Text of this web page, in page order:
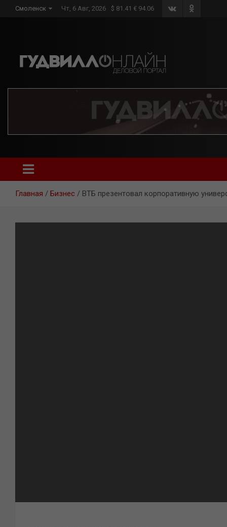
Смоленск Чт, 6 Авг, 2026 $ 81.41 € 94.06
Главная Бизнес ВТБ презентовал корпоративную